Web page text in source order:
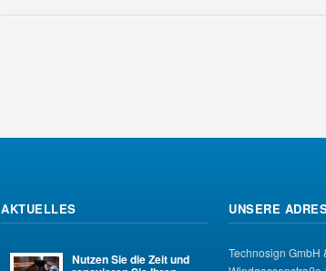
AKTUELLES
Nutzen Sie die Zeit und
UNSERE
Technosign GmbH